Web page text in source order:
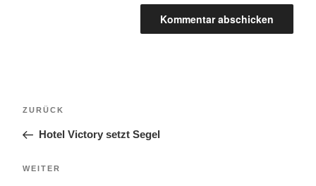
Vorheriger
ZURÜCK
Hotel Victory setzt Segel
Nächster
WEITER